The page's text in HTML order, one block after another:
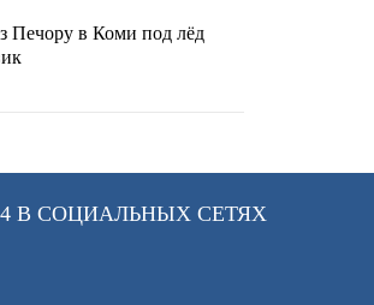
Печору в Коми под лёд
В СОЦИАЛЬНЫХ СЕТЯХ